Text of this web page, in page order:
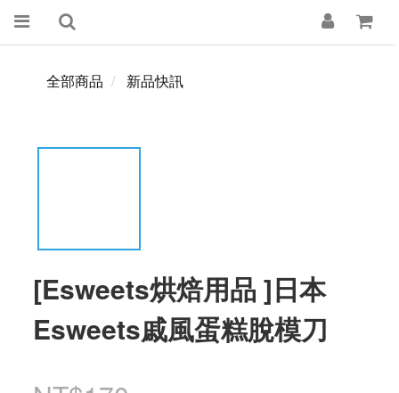
全部商品 新品快訊
[Esweets烘焙用品 ]日本
Esweets戚風蛋糕脫模刀